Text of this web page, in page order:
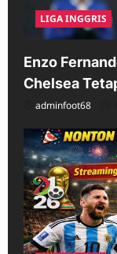
LIGA INGGRIS
Enzo
Chelsea
adminfoot68